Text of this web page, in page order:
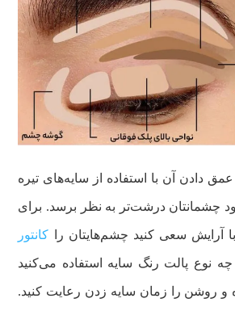
دادن آن با استفاده از سایه‌های تیره
درشت‌تر به نظر برسد. برای
سعی کنید چشم‌هایتان را کانتور
چه نوع پالت رنگ سایه استفاده می‌کنید
و روشن را زمان سایه زدن رعایت کنید.